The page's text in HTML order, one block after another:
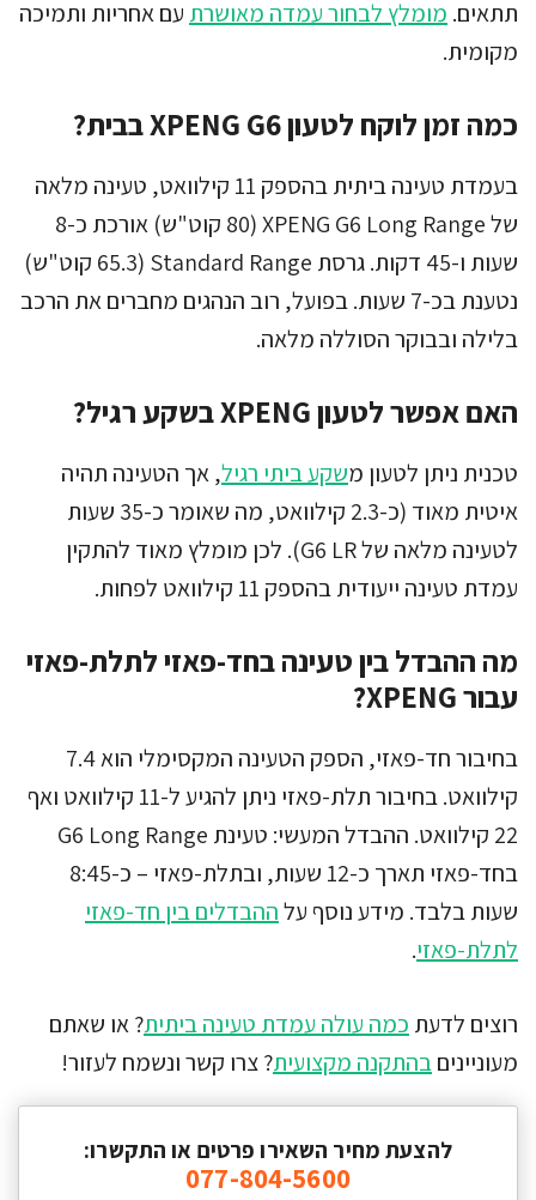
תתאים. מומלץ לבחור עמדה מאושרת עם אחריות ותמיכה
מקומית.
כמה זמן לוקח לטעון XPENG G6 בבית?
בעמדת טעינה ביתית בהספק 11 קילוואט, טעינה מלאה
של XPENG G6 Long Range (80 קוט"ש) אורכת כ-8
שעות ו-45 דקות. גרסת Standard Range (65.3 קוט"ש)
נטענת בכ-7 שעות. בפועל, רוב הנהגים מחברים את הרכב
בלילה ובבוקר הסוללה מלאה.
האם אפשר לטעון XPENG בשקע רגיל?
טכנית ניתן לטעון משקע ביתי רגיל, אך הטעינה תהיה
איטית מאוד (כ-2.3 קילוואט, מה שאומר כ-35 שעות
לטעינה מלאה של G6 LR). לכן מומלץ מאוד להתקין
עמדת טעינה ייעודית בהספק 11 קילוואט לפחות.
מה ההבדל בין טעינה בחד-פאזי לתלת-פאזי
עבור XPENG?
בחיבור חד-פאזי, הספק הטעינה המקסימלי הוא 7.4
קילוואט. בחיבור תלת-פאזי ניתן להגיע ל-11 קילוואט ואף
22 קילוואט. ההבדל המעשי: טעינת G6 Long Range
בחד-פאזי תארך כ-12 שעות, ובתלת-פאזי – כ-8:45
שעות בלבד. מידע נוסף עלההבדלים בין חד-פאזי
לתלת-פאזי.
רוצים לדעת כמה עולה עמדת טעינה ביתית? או שאתם
מעונייניםבהתקנה מקצועית? צרו קשר ונשמח לעזור!
להצעת מחיר השאירו פרטים או התקשרו:
077-804-5600